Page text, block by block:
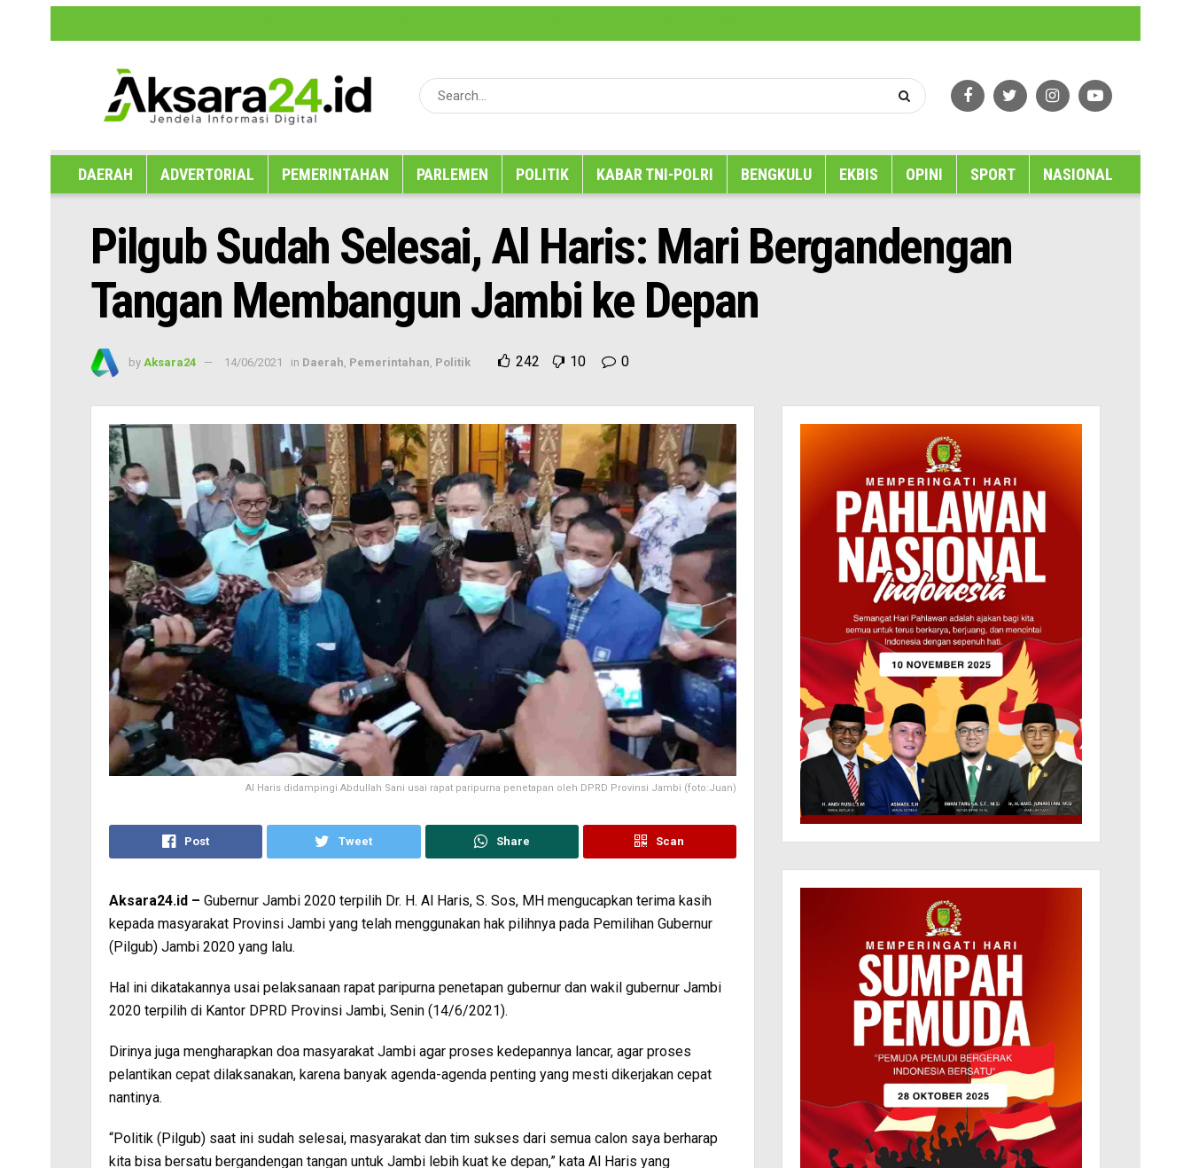
DAERAH ADVERTORIAL PEMERINTAHAN PARLEMEN POLITIK KABAR TNI-POLRI BENGKULU EKBIS OPINI SPORT NASIONAL
Pilgub Sudah Selesai, Al Haris: Mari Bergandengan
Tangan Membangun Jambi ke Depan
by Aksara24 14/06/2021 in Daerah, Pemerintahan, Politik 242 10 0
Al Haris didampingi Abdullah Sani usai rapat paripurna penetapan oleh DPRD Provinsi Jambi (foto:Juan)
Post Tweet Share Scan
Aksara24.id – Gubernur Jambi 2020 terpilih Dr. H. Al Haris, S. Sos, MH mengucapkan terima kasih
kepada masyarakat Provinsi Jambi yang telah menggunakan hak pilihnya pada Pemilihan Gubernur
(Pilgub) Jambi 2020 yang lalu.
Hal ini dikatakannya usai pelaksanaan rapat paripurna penetapan gubernur dan wakil gubernur Jambi
2020 terpilih di Kantor DPRD Provinsi Jambi, Senin (14/6/2021).
Dirinya juga mengharapkan doa masyarakat Jambi agar proses kedepannya lancar, agar proses
pelantikan cepat dilaksanakan, karena banyak agenda-agenda penting yang mesti dikerjakan cepat
nantinya.
“Politik (Pilgub) saat ini sudah selesai, masyarakat dan tim sukses dari semua calon saya berharap
kita bisa bersatu bergandengan tangan untuk Jambi lebih kuat ke depan,” kata Al Haris yang